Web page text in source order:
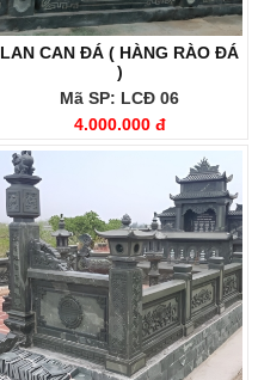
LAN CAN ĐÁ ( HÀNG RÀO ĐÁ
)
Mã SP: LCĐ 06
4.000.000 đ